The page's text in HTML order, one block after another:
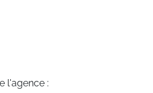
l'agence :